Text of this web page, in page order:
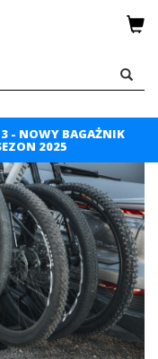
- NOWY BAGAŻNIK
2025